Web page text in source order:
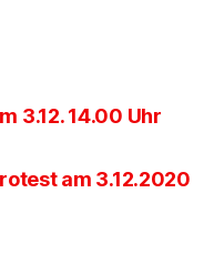
3.12. 14.00 Uhr
am 3.12.2020